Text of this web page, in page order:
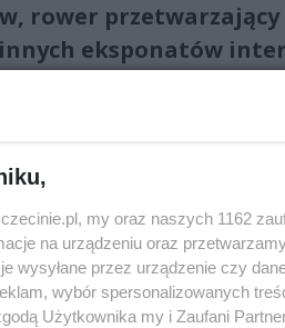
rower
eksponatów
eksponatów” – zwiedzający
znajdujących się u nas
także kilka dodatkowych
pokaz wykorzystania energii
Otto i Diesla, silnika
my oraz naszych 1162
na urządzeniu oraz
wysyłane przez urządzenie czy
wybór spersonalizowanych
Użytkownika my i Zaufani